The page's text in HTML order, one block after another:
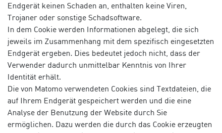
Endgerät keinen Schaden an, enthalten keine Viren,
Trojaner oder sonstige Schadsoftware.
In dem Cookie werden Informationen abgelegt, die sich
jeweils im Zusammenhang mit dem spezifisch eingesetzten
Endgerät ergeben. Dies bedeutet jedoch nicht, dass der
Verwender dadurch unmittelbar Kenntnis von Ihrer
Identität erhält.
Die von Matomo verwendeten Cookies sind Textdateien, die
auf Ihrem Endgerät gespeichert werden und die eine
Analyse der Benutzung der Website durch Sie
ermöglichen. Dazu werden die durch das Cookie erzeugten